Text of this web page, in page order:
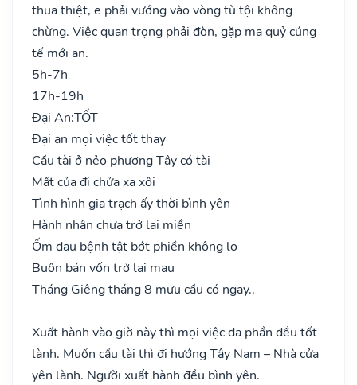
thua thiệt, e phải vướng vào vòng tù tội không
chừng. Việc quan trọng phải đòn, gặp ma quỷ cúng
tế mới an.
5h-7h
17h-19h
Đại An:TỐT
Đại an mọi việc tốt thay
Cầu tài ở nẻo phương Tây có tài
Mất của đi chửa xa xôi
Tình hình gia trạch ấy thời bình yên
Hành nhân chưa trở lại miền
Ốm đau bệnh tật bớt phiền không lo
Buôn bán vốn trở lại mau
Tháng Giêng tháng 8 mưu cầu có ngay..
Xuất hành vào giờ này thì mọi việc đa phần đều tốt
lành. Muốn cầu tài thì đi hướng Tây Nam – Nhà cửa
yên lành. Người xuất hành đều bình yên.